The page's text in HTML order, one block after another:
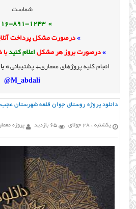
شماست
» 0916-891-1243
» درصورت مشکل پرداخت
» درصورت بروز هر مشکل اعلام کنید
انجام کلیه پروژهای معماری+ پشتیبانی»
M_abdali@
دانلود پروژه روستای جوان قلعه شهرستان
یکشنبه ، 28 جولای 65 بازدید پروژه